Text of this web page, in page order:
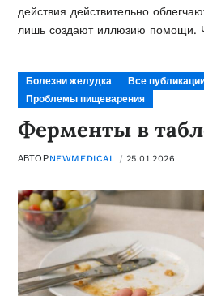
действия действительно
лишь создают иллюзию помощи.
Болезни желудка
Все
Проблемы пищеварения
Ферменты в
АВТОРNEWMEDICAL 25.01.2026